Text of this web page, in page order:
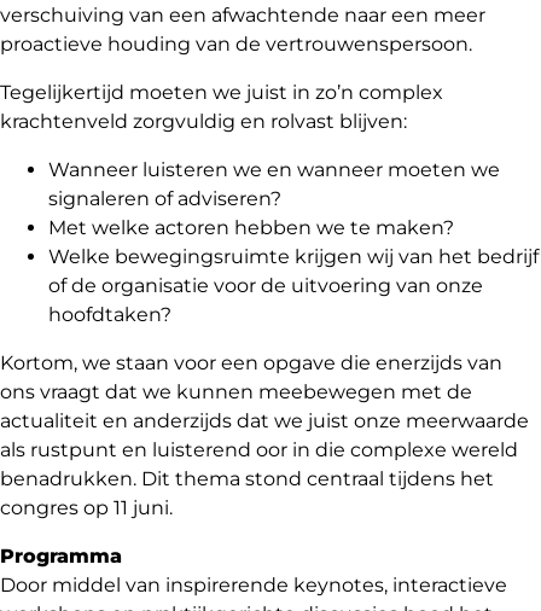
verschuiving van een afwachtende naar een meer
proactieve houding van de vertrouwenspersoon.
Tegelijkertijd moeten we juist in zo’n complex
krachtenveld zorgvuldig en rolvast blijven:
Wanneer luisteren we en wanneer moeten we
signaleren of adviseren?
Met welke actoren hebben we te maken?
Welke bewegingsruimte krijgen wij van het bedrijf
of de organisatie voor de uitvoering van onze
hoofdtaken?
Kortom, we staan voor een opgave die enerzijds van
ons vraagt dat we kunnen meebewegen met de
actualiteit en anderzijds dat we juist onze meerwaarde
als rustpunt en luisterend oor in die complexe wereld
benadrukken. Dit thema stond centraal tijdens het
congres op 11 juni.
Programma
Door middel van inspirerende keynotes, interactieve